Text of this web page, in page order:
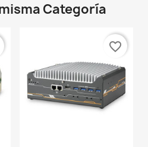
Categoría
favorite_border